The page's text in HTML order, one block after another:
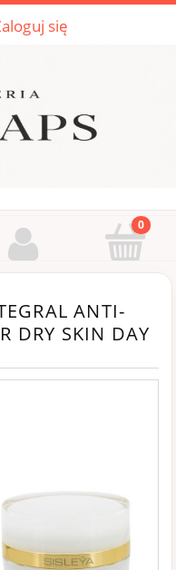
się
ANTI-
DRY SKIN DAY